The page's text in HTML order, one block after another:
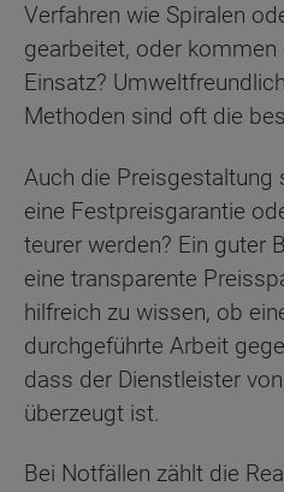
Verfahren wie Spiralen
gearbeitet, oder
Einsatz?
Methoden sind oft die
Auch die Preisgestaltung
eine Festpreisgarantie
teurer werden? Ein guter
eine transparente
hilfreich zu wissen, ob
durchgeführte Arbeit
dass der Dienstleister
überzeugt ist.
Bei Notfällen zählt die